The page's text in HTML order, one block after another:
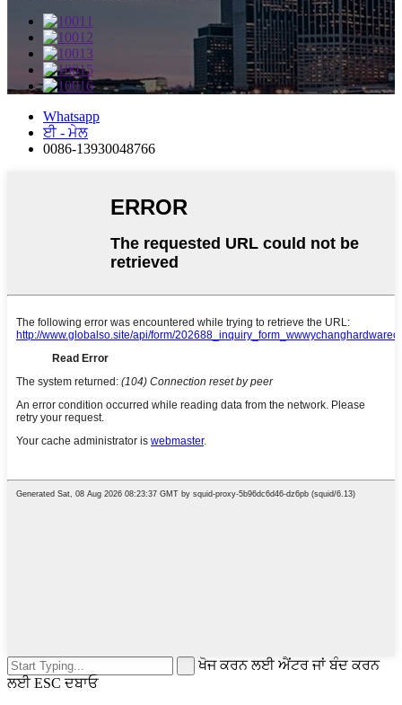
Whatsapp
ਈ - ਮੇਲ
0086-13930048766
ਖੋਜ ਕਰਨ ਲਈ ਐਂਟਰ ਜਾਂ ਬੰਦ ਕਰਨ
ਲਈ ESC ਦਬਾਓ